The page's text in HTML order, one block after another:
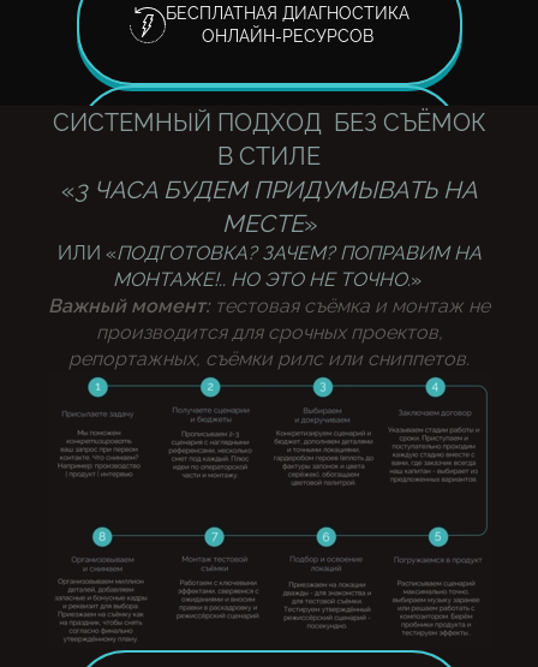
БЕСПЛАТНАЯ ДИАГНОСТИКА
ОНЛАЙН-РЕСУРСОВ
ПРОВЕРЕННАЯ
КИНОКОМАНДА
СИСТЕМНЫЙ ПОДХОД БЕЗ СЪЁМОК
В СТИЛЕ
«3 ЧАСА БУДЕМ ПРИДУМЫВАТЬ НА
МЕСТЕ»
ИЛИ «ПОДГОТОВКА? ЗАЧЕМ? ПОПРАВИМ НА
МОНТАЖЕ!.. НО ЭТО НЕ ТОЧНО.»
Важный момент:тестовая съёмка и монтаж не
производится для срочных проектов,
репортажных, съёмки рилс или сниппетов.